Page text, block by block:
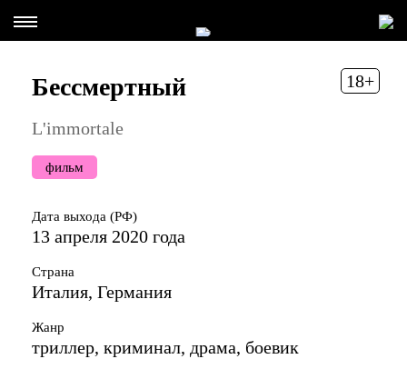
18+
Бессмертный
L'immortale
фильм
Дата выхода (РФ)
13 апреля 2020 года
Страна
Италия, Германия
Жанр
триллер, криминал, драма, боевик